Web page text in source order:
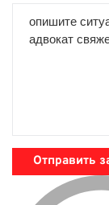
Отправить